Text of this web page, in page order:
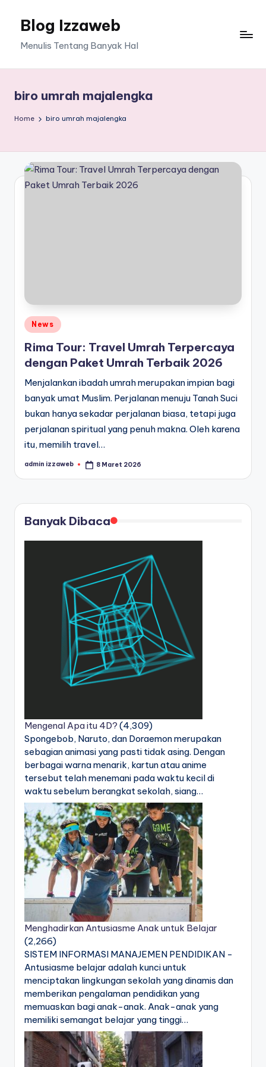
Blog Izzaweb
Menulis Tentang Banyak Hal
biro umrah majalengka
Home biro umrah majalengka
Posted
in
News
Rima Tour: Travel Umrah Terpercaya
dengan Paket Umrah Terbaik 2026
Menjalankan ibadah umrah merupakan impian bagi
banyak umat Muslim. Perjalanan menuju Tanah Suci
bukan hanya sekadar perjalanan biasa, tetapi juga
perjalanan spiritual yang penuh makna. Oleh karena
itu, memilih travel…
Posted
admin izzaweb 8 Maret 2026
Banyak Dibaca
Mengenal Apa itu 4D? (4,309)
Spongebob, Naruto, dan Doraemon merupakan
sebagian animasi yang pasti tidak asing. Dengan
berbagai warna menarik, kartun atau anime
tersebut telah menemani pada waktu kecil di
waktu sebelum berangkat sekolah, siang…
Menghadirkan Antusiasme Anak untuk Belajar
(2,266)
SISTEM INFORMASI MANAJEMEN PENDIDIKAN -
Antusiasme belajar adalah kunci untuk
menciptakan lingkungan sekolah yang dinamis dan
memberikan pengalaman pendidikan yang
memuaskan bagi anak-anak. Anak-anak yang
memiliki semangat belajar yang tinggi…